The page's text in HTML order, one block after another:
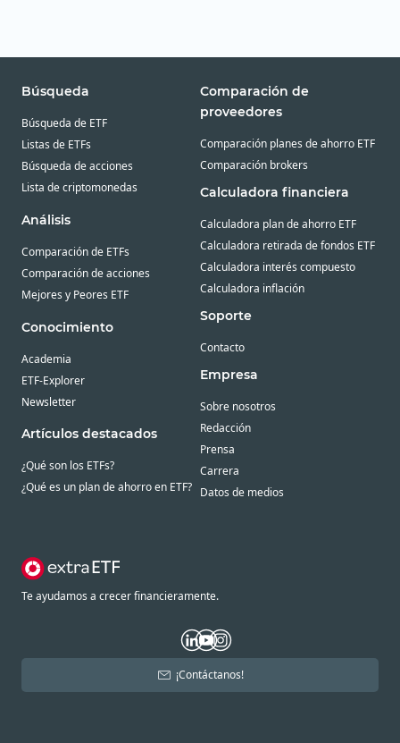
Búsqueda
Búsqueda de ETF
Listas de ETFs
Búsqueda de acciones
Lista de criptomonedas
Análisis
Comparación de ETFs
Comparación de acciones
Mejores y Peores ETF
Conocimiento
Academia
ETF-Explorer
Newsletter
Artículos destacados
¿Qué son los ETFs?
¿Qué es un plan de ahorro en ETF?
Comparación de
proveedores
Comparación planes de ahorro ETF
Comparación brokers
Calculadora financiera
Calculadora plan de ahorro ETF
Calculadora retirada de fondos ETF
Calculadora interés compuesto
Calculadora inflación
Soporte
Contacto
Empresa
Sobre nosotros
Redacción
Prensa
Carrera
Datos de medios
Te ayudamos a crecer financieramente.
¡Contáctanos!